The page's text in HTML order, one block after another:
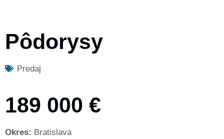
Pôdorysy
Predaj
189 000 €
Okres: Bratislava